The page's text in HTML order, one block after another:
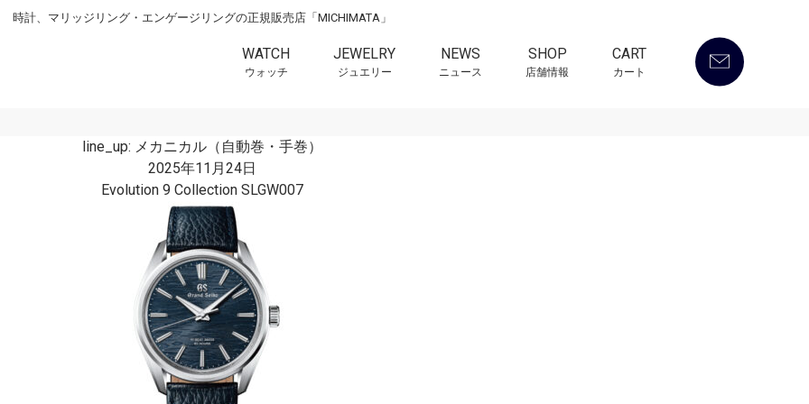
時計、マリッジリング・エンゲージリングの正規販売店「MICHIMATA」
WATCH
ウォッチ
JEWELRY
ジュエリー
NEWS
ニュース
SHOP
店舗情報
CART
カート
line_up: メカニカル（自動巻・手巻）
2025年11月24日
Evolution 9 Collection SLGW007